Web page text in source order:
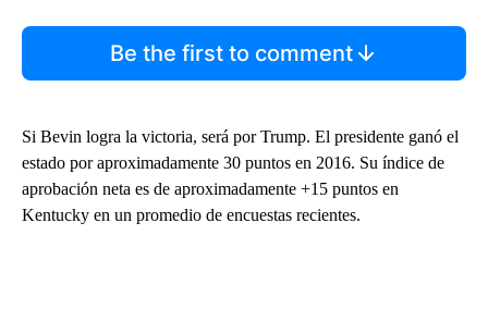
Be the first to comment
Si Bevin logra la victoria, será por Trump. El presidente ganó el
estado por aproximadamente 30 puntos en 2016. Su índice de
aprobación neta es de aproximadamente +15 puntos en
Kentucky en un promedio de encuestas recientes.